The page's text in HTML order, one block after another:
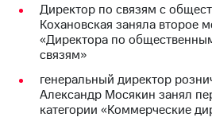
Директор по связям с
Кохановская заняла второе
«Директора по
связям»
генеральный директор
Александр Мосякин занял
категории «Коммерческие